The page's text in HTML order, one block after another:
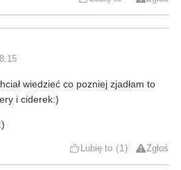
wiedzieć co pozniej zjadłam to
i ciderek:)
Lubię to 1 Zgłoś